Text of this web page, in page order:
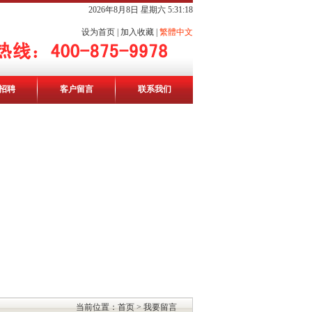
2026年8月8日 星期六 5:31:18
设为首页 加入收藏 繁體中文
聘 客户留言 联系我们
当前位置：首页 > 我要留言